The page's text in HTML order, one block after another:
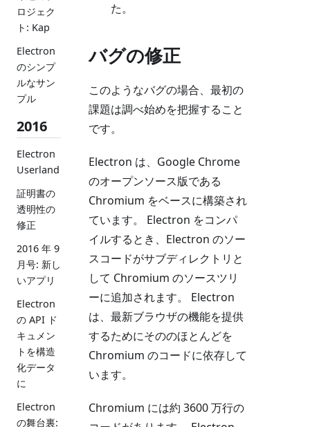
ロジェク
ト: Kap
Electron
のシンプ
ルなサン
プル
2016
Electron
Userland
証明書の
透明性の
修正
2016 年 9
月号: 新し
いアプリ
Electron
の API ド
キュメン
トを構造
化データ
に
Electron
の舞台裏:
た。
バグの修正
このようなバグの場合、最初の
課題は調べ始めを把握すること
です。
Electron は、Google Chrome
のオープンソース版である
Chromium をベースに構築され
ています。 Electron をコンパ
イルするとき、Electron のソー
スコードがサブディレクトリと
して Chromium のソースツリ
ーに追加されます。 Electron
は、最新ブラウザの機能を提供
するためにそののほとんどを
Chromium のコードに依存して
います。
Chromium には約 3600 万行の